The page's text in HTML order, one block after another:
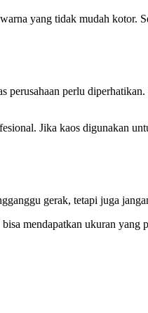
yang tidak mudah kotor.
perlu
Jika kaos digunakan
gerak, tetapi juga
mendapatkan ukuran yang